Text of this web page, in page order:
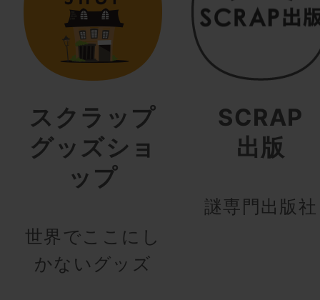
スクラップ
グッズショ
ップ
世界でここにし
かないグッズ
SCRAP
出版
謎専門出版社